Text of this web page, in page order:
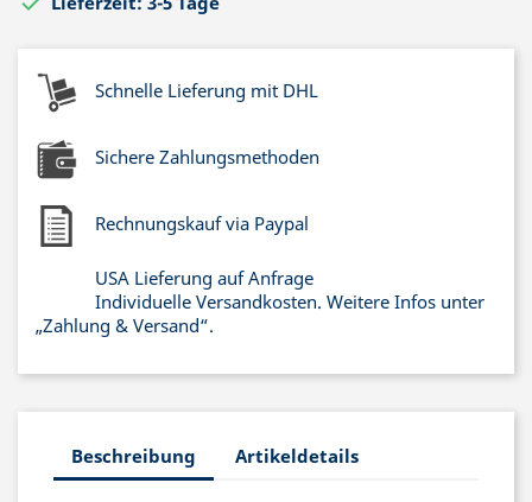
Schnelle Lieferung mit DHL
Sichere Zahlungsmethoden
Rechnungskauf via Paypal
USA Lieferung auf Anfrage
Individuelle Versandkosten. Weitere Infos unter
„Zahlung & Versand“.
Beschreibung Artikeldetails